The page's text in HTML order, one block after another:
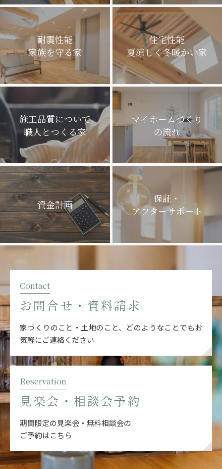
耐震性能
家族を守る家
住宅性能
夏涼しく冬暖かい家
施工品質について
職人とつくる家
マイホームづくり
の流れ
資金計画
保証・
アフターサポート
Contact
お問合せ・資料請求
家づくりのこと・土地のこと、どのようなことでもお
気軽にご連絡ください
Reservation
見楽会・相談会予約
期間限定の見楽会・無料相談会の
ご予約はこちら